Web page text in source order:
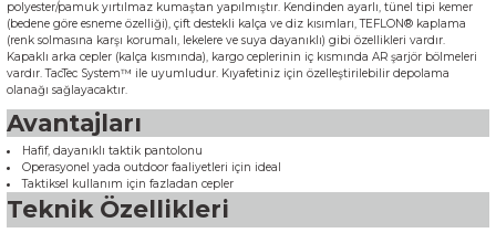
polyester/pamuk yırtılmaz kumaştan yapılmıştır. Kendinden ayarlı, tünel tipi kemer
(bedene göre esneme özelliği), çift destekli kalça ve diz kısımları, TEFLON® kaplama
(renk solmasına karşı korumalı, lekelere ve suya dayanıklı) gibi özellikleri vardır.
Kapaklı arka cepler (kalça kısmında), kargo ceplerinin iç kısmında AR şarjör bölmeleri
vardır. TacTec System™ ile uyumludur. Kıyafetiniz için özelleştirilebilir depolama
olanağı sağlayacaktır.
Avantajları
Hafif, dayanıklı taktik pantolonu
Operasyonel yada outdoor faaliyetleri için ideal
Taktiksel kullanım için fazladan cepler
Teknik Özellikleri